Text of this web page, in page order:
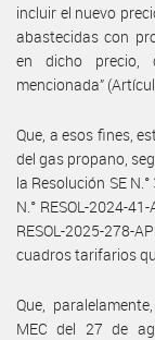
incluir el nuevo
abastecidas con
en dicho precio,
mencionada”
Que, a esos fines,
del gas propano,
la Resolución SE
N.° RESOL-2024-
RESOL-2025-
cuadros tarifarios
Que,
MEC del 27 de